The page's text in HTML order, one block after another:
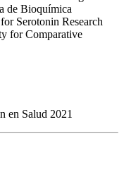
de Bioquímica
Serotonin Research
for Comparative
en Salud 2021